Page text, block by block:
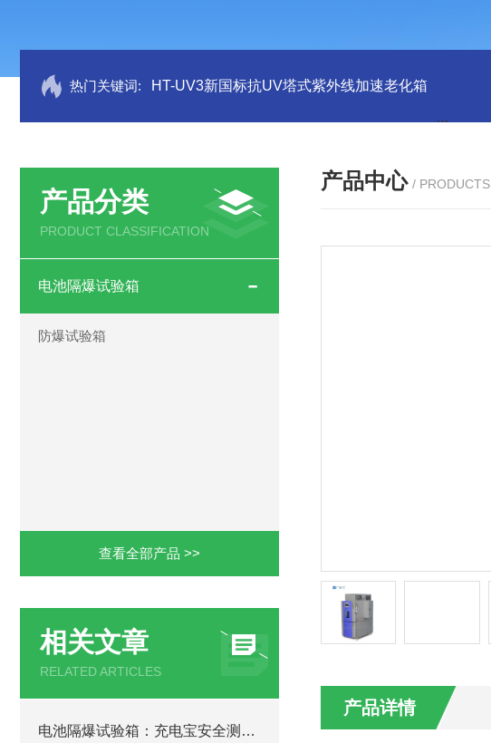
热门关键词: HT-UV3新国标抗UV塔式紫外线加速老化箱
产品分类
PRODUCT CLASSIFICATION
电池隔爆试验箱
防爆试验箱
查看全部产品 >>
相关文章
RELATED ARTICLES
电池隔爆试验箱：充电宝安全测试的核心防护装备
产品中心 / PRODUCTS
产品详情